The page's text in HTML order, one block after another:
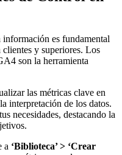
es fundamental
y superiores. Los
son la herramienta
las métricas clave en
interpretación de los datos.
necesidades, destacando la
a ‘Biblioteca’ > ‘Crear